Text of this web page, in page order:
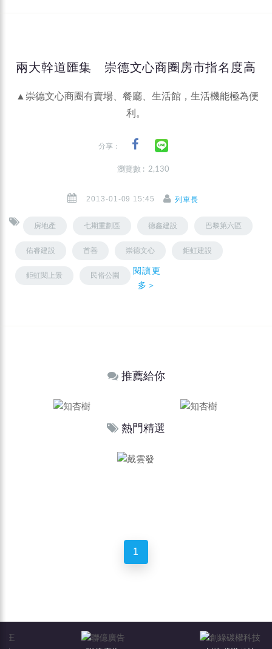
兩大幹道匯集 崇德文心商圈房市指名度高
▲崇德文心商圈有賣場、餐廳、生活館，生活機能極為便
利。
分享：
瀏覽數 : 2,130
2013-01-09 15:45 列車長
房地產 七期重劃區 德鑫建設 巴黎第六區
佑睿建設 首善 崇德文心 鉅虹建設
鉅虹閱上景 民俗公園
閱讀更
多＞
推薦給你
熱門精選
1